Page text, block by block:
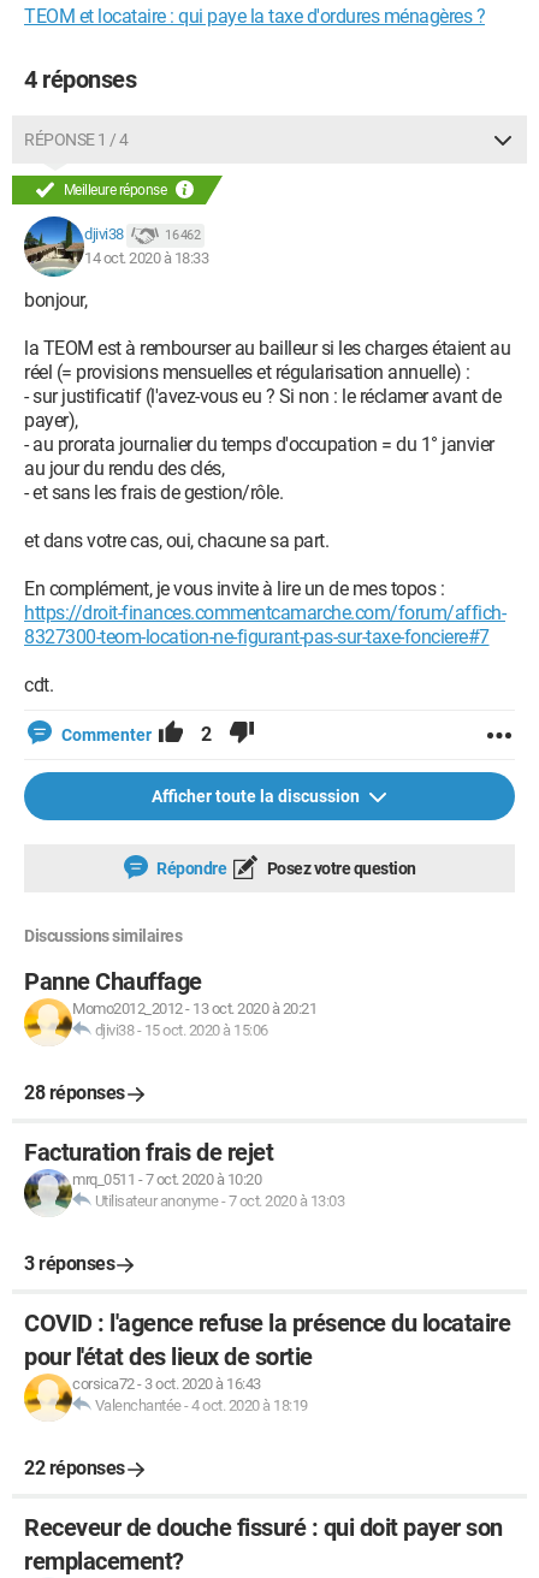
TEOM et locataire : qui paye la taxe d'ordures ménagères ?
4 réponses
RÉPONSE 1 / 4
Meilleure réponse
djivi38 16 462
14 oct. 2020 à 18:33
bonjour,
la TEOM est à rembourser au bailleur si les charges étaient au
réel (= provisions mensuelles et régularisation annuelle) :
- sur justificatif (l'avez-vous eu ? Si non : le réclamer avant de
payer),
- au prorata journalier du temps d'occupation = du 1° janvier
au jour du rendu des clés,
- et sans les frais de gestion/rôle.
et dans votre cas, oui, chacune sa part.
En complément, je vous invite à lire un de mes topos :
https://droit-finances.commentcamarche.com/forum/affich-
8327300-teom-location-ne-figurant-pas-sur-taxe-fonciere#7
cdt.
Commenter 2
Afficher toute la discussion
Répondre Posez votre question
Discussions similaires
Panne Chauffage
Momo2012_2012- 13 oct. 2020 à 20:21
djivi38- 15 oct. 2020 à 15:06
28 réponses
Facturation frais de rejet
mrq_0511 -7 oct. 2020 à 10:20
Utilisateur anonyme-7 oct. 2020 à 13:03
3 réponses
COVID : l'agence refuse la présence du locataire
pour l'état des lieux de sortie
corsica72- 3 oct. 2020 à 16:43
Valenchantée-4 oct. 2020 à 18:19
22 réponses
Receveur de douche fissuré : qui doit payer son
remplacement?